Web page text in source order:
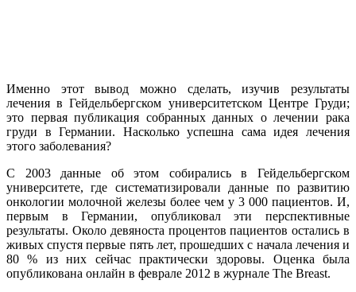
Именно этот вывод можно сделать, изучив результаты
лечения в Гейдельбергском университетском Центре Груди;
это первая публикация собранных данных о лечении рака
груди в Германии. Насколько успешна сама идея лечения
этого заболевания?
С 2003 данные об этом собирались в Гейдельбергском
университете, где систематизировали данные по развитию
онкологии молочной железы более чем у 3 000 пациентов. И,
первым в Германии, опубликовал эти перспективные
результаты. Около девяноста процентов пациентов остались в
живых спустя первые пять лет, прошедших с начала лечения и
80 % из них сейчас практически здоровы. Оценка была
опубликована онлайн в феврале 2012 в журнале The Breast.